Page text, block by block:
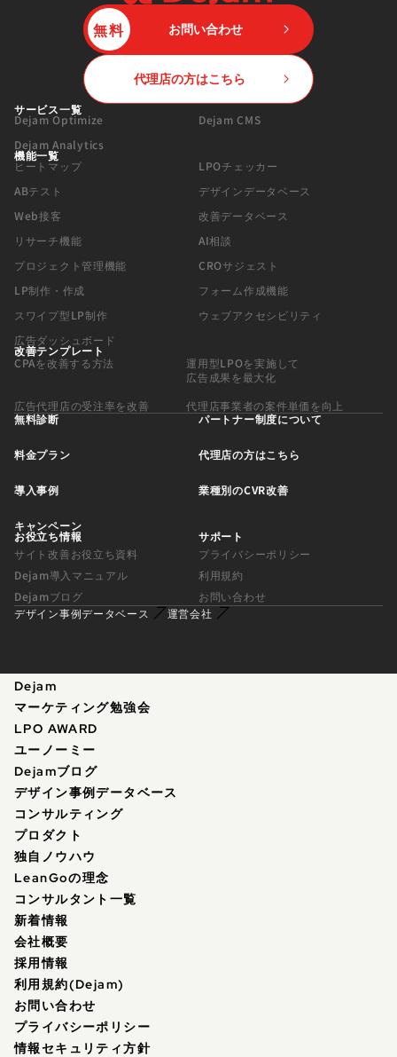
無料 お問い合わせ
代理店の方はこちら
サービス一覧
Dejam Optimize
Dejam CMS
Dejam Analytics
機能一覧
ヒートマップ
LPOチェッカー
ABテスト
デザインデータベース
Web接客
改善データベース
リサーチ機能
AI相談
プロジェクト管理機能
CROサジェスト
LP制作・作成
フォーム作成機能
スワイプ型LP制作
ウェブアクセシビリティ
広告ダッシュボード
改善テンプレート
CPAを改善する方法
運用型LPOを実施して
広告成果を最大化
広告代理店の受注率を改善
代理店事業者の案件単価を向上
無料診断
パートナー制度について
料金プラン 代理店の方はこちら
導入事例 業種別のCVR改善
キャンペーン
お役立ち情報
サイト改善お役立ち資料
Dejam導入マニュアル
Dejamブログ
サポート
プライバシーポリシー
利用規約
お問い合わせ
デザイン事例データベース
運営会社
Dejam
マーケティング勉強会
LPO AWARD
ユーノーミー
Dejamブログ
デザイン事例データベース
コンサルティング
プロダクト
独自ノウハウ
LeanGoの理念
コンサルタント一覧
新着情報
会社概要
採用情報
利用規約(Dejam)
お問い合わせ
プライバシーポリシー
情報セキュリティ方針